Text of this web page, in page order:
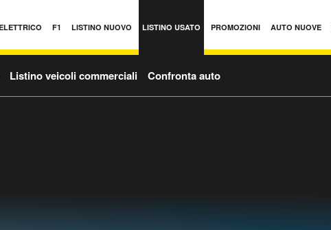
F1 LISTINO NUOVO LISTINO USATO PROMOZIONI AUTO NUOVE
Listino veicoli commerciali Confronta auto